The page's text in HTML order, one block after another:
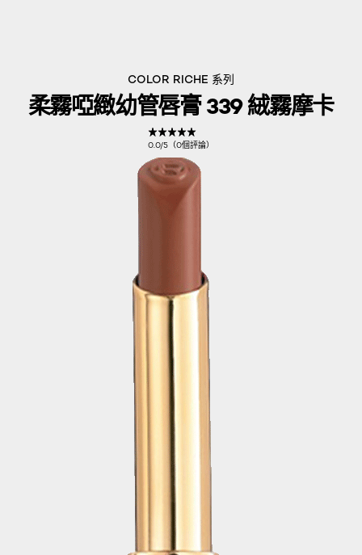
COLOR RICHE 系列
柔霧啞緻幼管唇膏 339 絨霧摩卡
0.0/5（0個評論）